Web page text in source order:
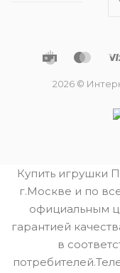
2026 ©
Купить игрушки
г.Москве и по
официальным
гарантией
в